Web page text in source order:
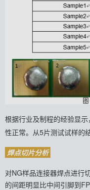
根据行业及制程的经验显
性正常。从5片测试试样的
焊点切片分析
对NG样品连接器焊点进行
的间距明显比中间引脚到